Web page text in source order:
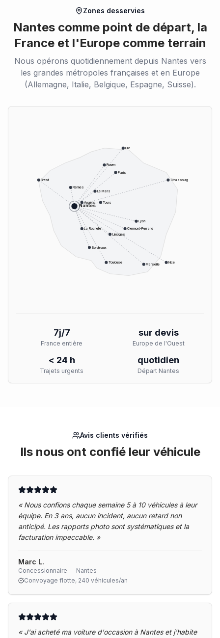
Zones desservies
Nantes comme point de départ, la
France et l'Europe comme terrain
Nous opérons quotidiennement depuis Nantes vers
les grandes métropoles françaises et en Europe
(Allemagne, Italie, Belgique, Espagne, Suisse).
Nantes
Paris
Lyon
Marseille
Toulouse
Bordeaux
Nice
Strasbourg
Lille
Rennes
Angers
Le Mans
Tours
Limoges
Clermont-Ferrand
Rouen
Brest
La Rochelle
7j/7
France entière
sur devis
Europe de l'Ouest
< 24 h
Trajets urgents
quotidien
Départ Nantes
Avis clients vérifiés
Ils nous ont confié leur véhicule
« Nous confions chaque semaine 5 à 10 véhicules à leur
équipe. En 3 ans, aucun incident, aucun retard non
anticipé. Les rapports photo sont systématiques et la
facturation impeccable. »
Marc L.
Concessionnaire — Nantes
Convoyage flotte, 240 véhicules/an
« J'ai acheté ma voiture d'occasion à Nantes et j'habite